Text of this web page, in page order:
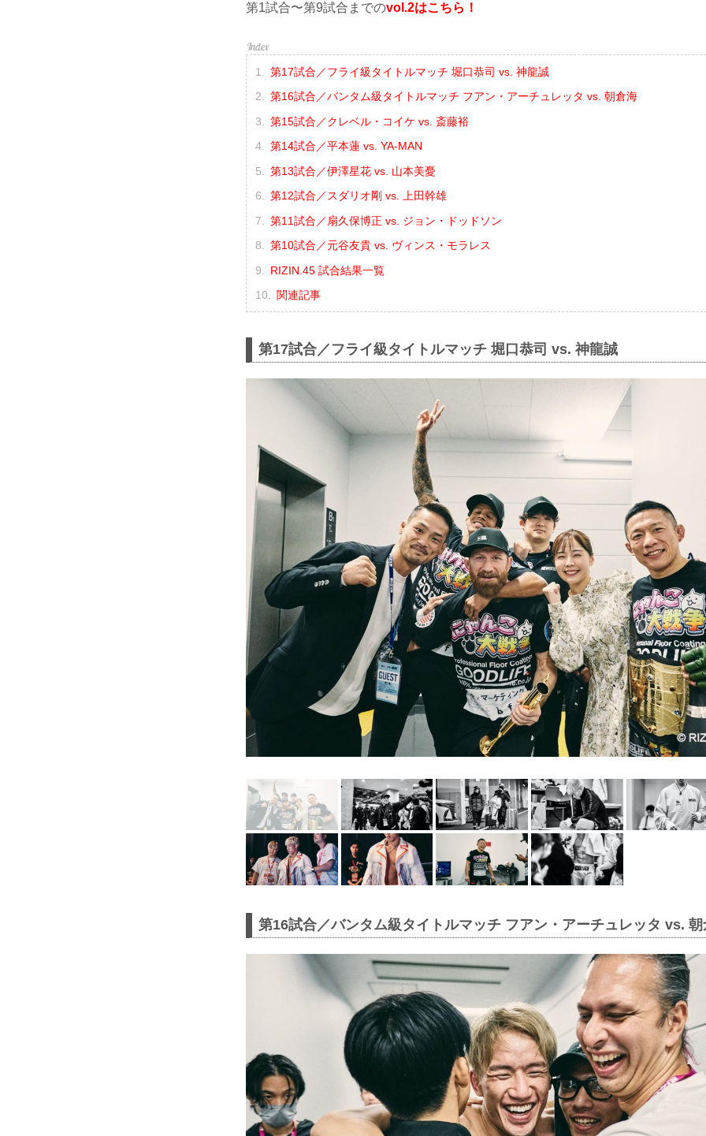
第1試合〜第9試合までのvol.2はこちら！
第17試合／フライ級タイトルマッチ 堀口恭司 vs. 神龍誠
第16試合／バンタム級タイトルマッチ フアン・アーチュレッタ vs. 朝倉海
第15試合／クレベル・コイケ vs. 斎藤裕
第14試合／平本蓮 vs. YA-MAN
第13試合／伊澤星花 vs. 山本美憂
第12試合／スダリオ剛 vs. 上田幹雄
第11試合／扇久保博正 vs. ジョン・ドッドソン
第10試合／元谷友貴 vs. ヴィンス・モラレス
RIZIN.45 試合結果一覧
関連記事
第17試合／フライ級タイトルマッチ 堀口恭司 vs. 神龍誠
第16試合／バンタム級タイトルマッチ フアン・アーチュレッタ vs. 朝